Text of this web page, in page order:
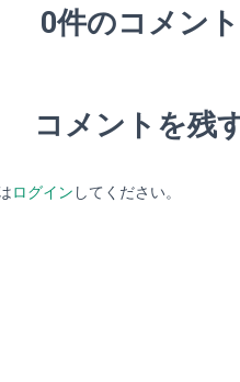
0件のコメント
コメントを残
ログイン してください。